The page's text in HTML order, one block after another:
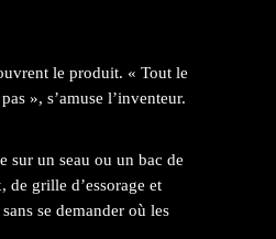
le produit. « Tout le
», s’amuse l’inventeur.
sur un seau ou un bac de
de grille d’essorage et
se demander où les